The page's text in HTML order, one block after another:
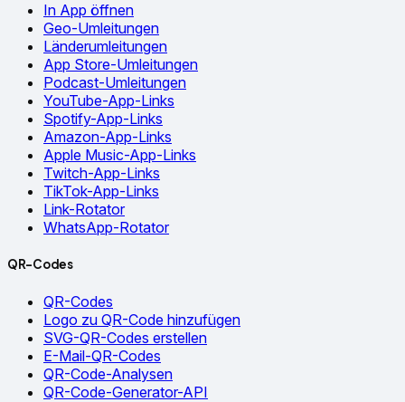
In App öffnen
Geo-Umleitungen
Länderumleitungen
App Store-Umleitungen
Podcast-Umleitungen
YouTube-App-Links
Spotify-App-Links
Amazon-App-Links
Apple Music-App-Links
Twitch-App-Links
TikTok-App-Links
Link-Rotator
WhatsApp-Rotator
QR-Codes
QR-Codes
Logo zu QR-Code hinzufügen
SVG-QR-Codes erstellen
E-Mail-QR-Codes
QR-Code-Analysen
QR-Code-Generator-API